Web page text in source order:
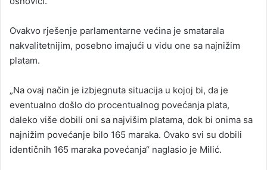
Ovakvo rješenje parlamentarne većina je smatarala
nakvalitetnijim, posebno imajući u vidu one sa najnižim
platam.
„Na ovaj način je izbjegnuta situacija u kojoj bi, da je
eventualno došlo do procentualnog povećanja plata,
daleko više dobili oni sa najvišim platama, dok bi onima sa
najnižim povećanje bilo 165 maraka. Ovako svi su dobili
identičnih 165 maraka povećanja“ naglasio je Milić.